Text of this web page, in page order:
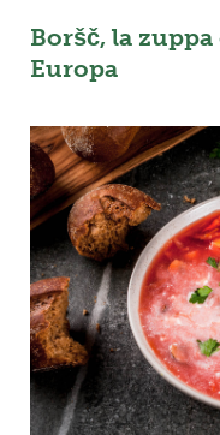
Boršč, la zuppa
Europa